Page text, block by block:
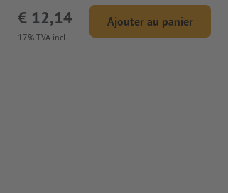
17% TVA incl.
€ 12,14 Ajouter au panier